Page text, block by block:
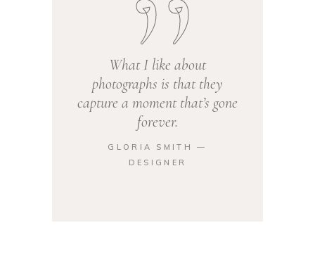
What I like about
photographs is that they
capture a moment that’s gone
forever.
GLORIA SMITH ―
DESIGNER